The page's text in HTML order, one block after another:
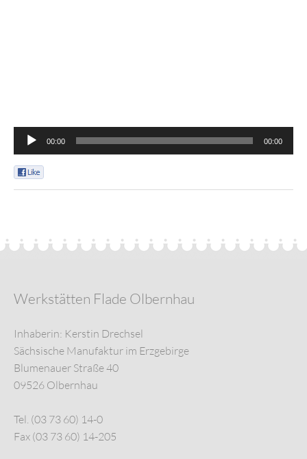
Audio-
Player
00:00 00:00
Werkstätten Flade Olbernhau
Inhaberin: Kerstin Drechsel
Sächsische Manufaktur im Erzgebirge
Blumenauer Straße 40
09526 Olbernhau
Tel. (03 73 60) 14-0
Fax (03 73 60) 14-205